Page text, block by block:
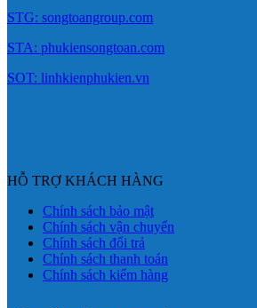
STG: songtoangroup.com
STA: phukiensongtoan.com
SOT: linhkienphukien.vn
HỖ TRỢ KHÁCH HÀNG
Chính sách bảo mật
Chính sách vận chuyển
Chính sách đổi trả
Chính sách thanh toán
Chính sách kiểm hàng